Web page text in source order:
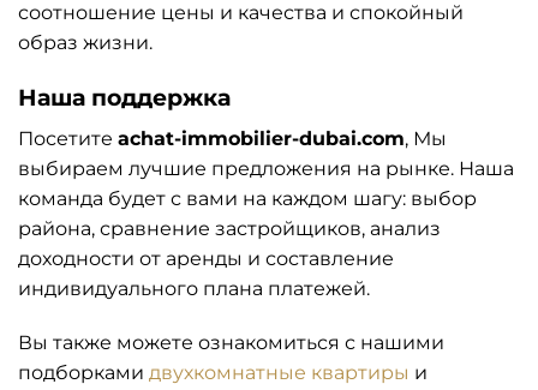
соотношение цены и качества и спокойный
образ жизни.
Наша поддержка
Посетите achat-immobilier-dubai.com, Мы
выбираем лучшие предложения на рынке. Наша
команда будет с вами на каждом шагу: выбор
района, сравнение застройщиков, анализ
доходности от аренды и составление
индивидуального плана платежей.
Вы также можете ознакомиться с нашими
подборками двухкомнатные квартиры и